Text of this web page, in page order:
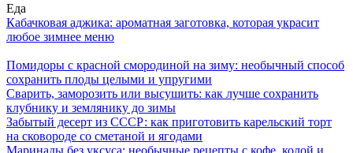
Еда
Кабачковая аджика: ароматная заготовка, которая украсит
любое зимнее меню
Помидоры с красной смородиной на зиму: необычный способ
сохранить плоды целыми и упругими
Сварить, заморозить или высушить: как лучше сохранить
клубнику и землянику до зимы
Забытый десерт из СССР: как приготовить карельский торт
на сковороде со сметаной и ягодами
Маринады без уксуса: необычные рецепты с кофе, колой и